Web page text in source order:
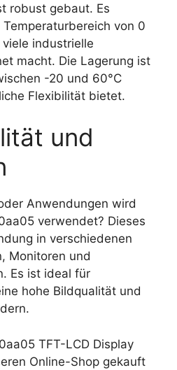
robust gebaut. Es
von 0
industrielle
macht. Die Lagerung ist
-20 und 60°C
Flexibilität bietet.
und
Anwendungen wird
verwendet? Dieses
in verschiedenen
Monitoren und
Es ist ideal für
hohe Bildqualität und
TFT-LCD Display
Online-Shop gekauft